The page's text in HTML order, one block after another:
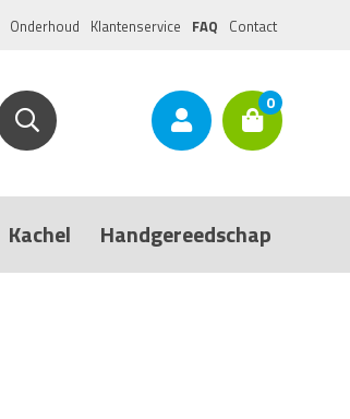
Onderhoud Klantenservice FAQ Contact
0
Kachel Handgereedschap